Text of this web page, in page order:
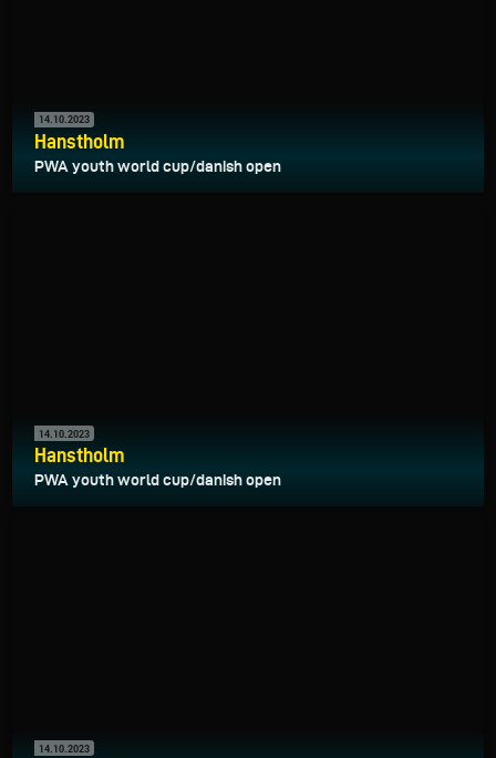
14.10.2023
Hanstholm
PWA youth world cup/danish open
14.10.2023
Hanstholm
PWA youth world cup/danish open
14.10.2023